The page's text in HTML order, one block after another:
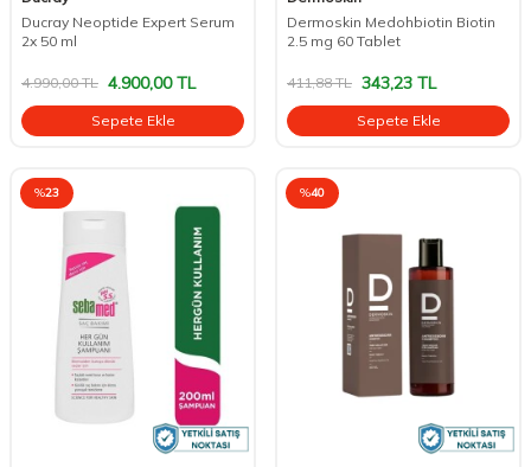
Ducray Neoptide Expert Serum
2x 50 ml
4.990,00TL 4.900,00TL
Sepete Ekle
Dermoskin Medohbiotin Biotin
2.5 mg 60 Tablet
411,88TL 343,23 TL
Sepete Ekle
%23 %40